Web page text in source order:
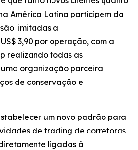
América Latina participem da
limitadas a
3,90 por operação, com a
realizando todas as
organização parceira
de conservação e
um novo padrão para
de trading de corretoras
ligadas à